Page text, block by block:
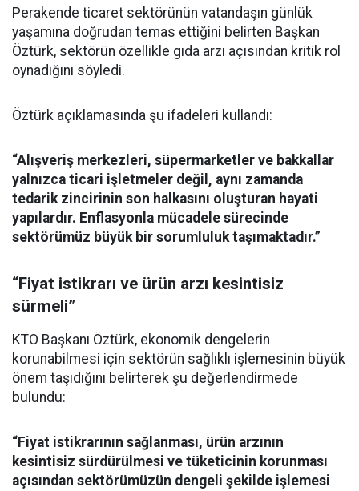
Perakende ticaret sektörünün vatandaşın günlük
yaşamına doğrudan temas ettiğini belirten Başkan
Öztürk, sektörün özellikle gıda arzı açısından kritik rol
oynadığını söyledi.
Öztürk açıklamasında şu ifadeleri kullandı:
“Alışveriş merkezleri, süpermarketler ve bakkallar
yalnızca ticari işletmeler değil, aynı zamanda
tedarik zincirinin son halkasını oluşturan hayati
yapılardır. Enflasyonla mücadele sürecinde
sektörümüz büyük bir sorumluluk taşımaktadır.”
“Fiyat istikrarı ve ürün arzı kesintisiz
sürmeli”
KTO Başkanı Öztürk, ekonomik dengelerin
korunabilmesi için sektörün sağlıklı işlemesinin büyük
önem taşıdığını belirterek şu değerlendirmede
bulundu:
“Fiyat istikrarının sağlanması, ürün arzının
kesintisiz sürdürülmesi ve tüketicinin korunması
açısından sektörümüzün dengeli şekilde işlemesi